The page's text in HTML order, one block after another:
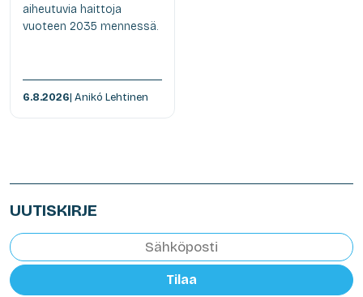
aiheutuvia haittoja
vuoteen 2035 mennessä.
6.8.2026| Anikó Lehtinen
UUTISKIRJE
Tilaa